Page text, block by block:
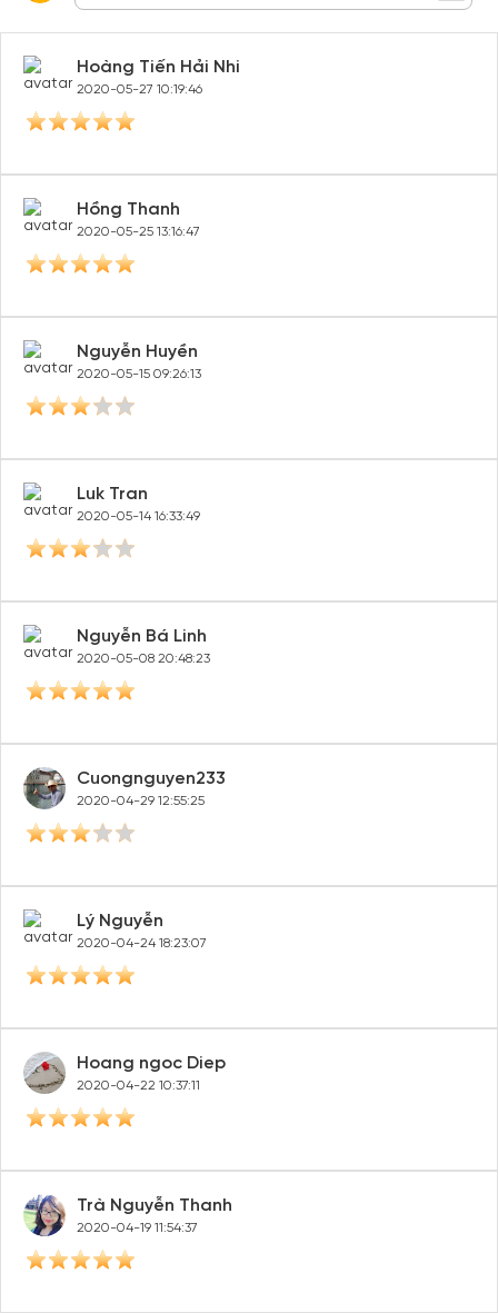
Hoàng Tiến Hải Nhi
2020-05-27 10:19:46
Hồng Thanh
2020-05-25 13:16:47
Nguyễn Huyền
2020-05-15 09:26:13
Luk Tran
2020-05-14 16:33:49
Nguyễn Bá Linh
2020-05-08 20:48:23
Cuongnguyen233
2020-04-29 12:55:25
Lý Nguyễn
2020-04-24 18:23:07
Hoang ngoc Diep
2020-04-22 10:37:11
Trà Nguyễn Thanh
2020-04-19 11:54:37